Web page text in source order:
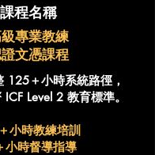
課程名稱
專業教練
文憑課程
125＋小時系統路徑，
Level 2 教育標準。
小時教練培訓
小時督導指導